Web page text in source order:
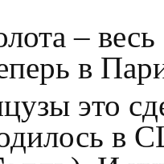
–
в
это
в